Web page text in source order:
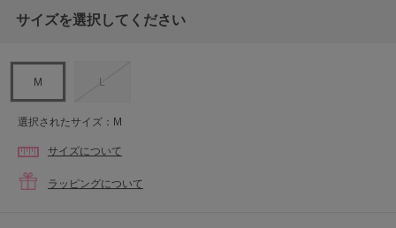
サイズを選択してください
M L
選択されたサイズ：M
サイズについて
ラッピングについて